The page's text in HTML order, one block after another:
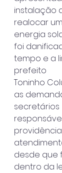
instalação
realocar
energia
foi
tempo e a
prefeito
Toninho
as
secretários
desde que
dentro da